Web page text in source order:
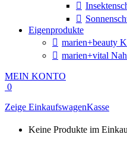
Eigenprodukte
marien+beauty
marien+vital
MEIN KONTO
0
Zeige EinkaufswagenKasse
Keine Produkte im